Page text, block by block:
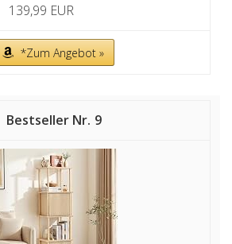
139,99 EUR
*Zum Angebot »
9